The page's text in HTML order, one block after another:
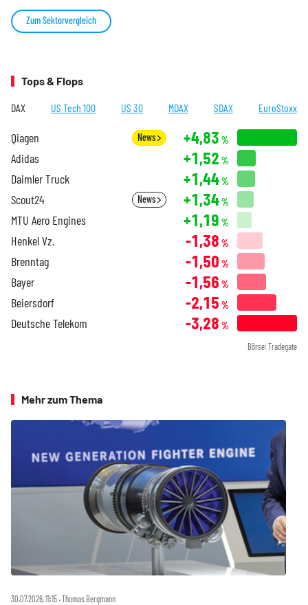
Zum Sektorvergleich
Tops & Flops
DAX US Tech 100 US 30 MDAX SDAX EuroStoxx
Qiagen News +4,83 %
Adidas +1,52 %
Daimler Truck +1,44%
Scout24 News +1,34%
MTU Aero Engines +1,19 %
Henkel Vz. -1,38 %
Brenntag -1,50 %
Bayer -1,56 %
Beiersdorf -2,15 %
Deutsche Telekom -3,28 %
Börse: Tradegate
Mehr zum Thema
30.07.2026, 11:15 ‧ Thomas Bergmann